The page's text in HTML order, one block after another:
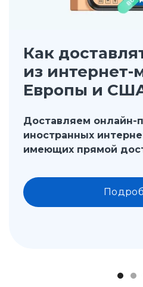
Как
из интернет-
Европы и
Доставляем онлайн-
иностранных
имеющих прямой